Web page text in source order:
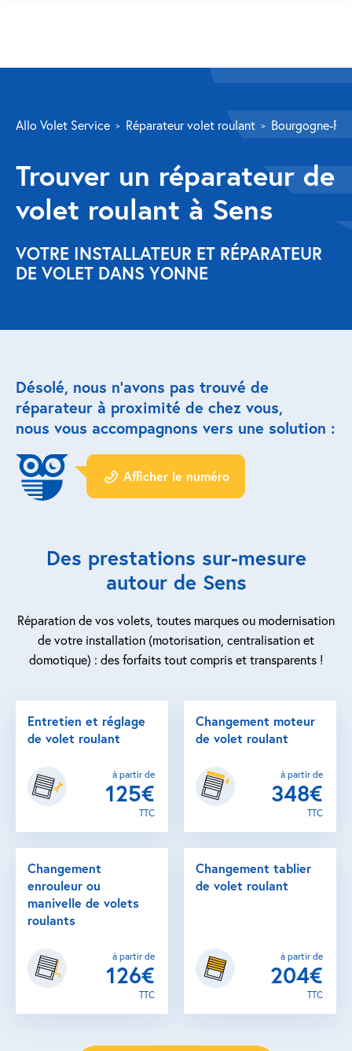
Volet roulant
Réparation
Volet roulant Velux
Réparation store banne
Réparation porte de garage
Modernisation et domotique
Centralisation volets roulants
Motoriser un volet roulant
Prestations ad-hoc
QUI SOMMES-NOUS ?
Allo Volet Service Réparateur volet roulant Bourgogne-
Trouver un réparateur de
volet roulant à Sens
VOTRE INSTALLATEUR ET RÉPARATEUR
DE VOLET DANS YONNE
Désolé, nous n’avons pas trouvé de
réparateur à proximité de chez vous,
nous vous accompagnons vers une solution :
Afficher le numéro
Des prestations sur-mesure
autour de Sens
Réparation de vos volets, toutes marques ou modernisation
de votre installation (motorisation, centralisation et
domotique) : des forfaits tout compris et transparents !
Entretien et réglage
de volet roulant
à partir de
125€
TTC
Changement moteur
de volet roulant
à partir de
348€
TTC
Changement
enrouleur ou
manivelle de volets
roulants
à partir de
126€
TTC
Changement tablier
de volet roulant
à partir de
204€
TTC